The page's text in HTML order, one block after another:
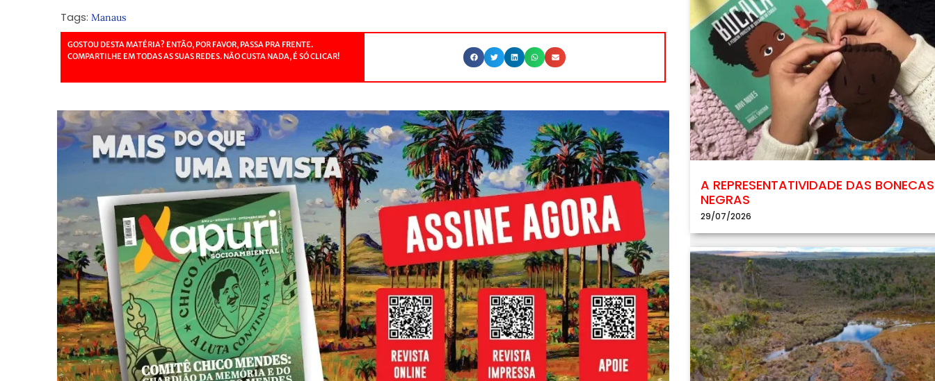
Tags: Manaus
GOSTOU DESTA MATÉRIA? ENTÃO, POR FAVOR, PASSA PRA FRENTE.
COMPARTILHE EM TODAS AS SUAS REDES. NÃO CUSTA NADA, É SÓ CLICAR!
A REPRESENTATIVIDADE DAS BONECAS
NEGRAS
29/07/2026